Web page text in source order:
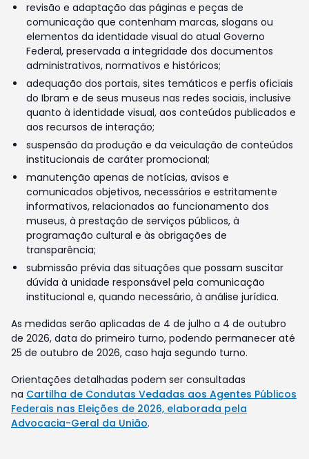
revisão e adaptação das páginas e peças de
comunicação que contenham marcas, slogans ou
elementos da identidade visual do atual Governo
Federal, preservada a integridade dos documentos
administrativos, normativos e históricos;
adequação dos portais, sites temáticos e perfis oficiais
do Ibram e de seus museus nas redes sociais, inclusive
quanto à identidade visual, aos conteúdos publicados e
aos recursos de interação;
suspensão da produção e da veiculação de conteúdos
institucionais de caráter promocional;
manutenção apenas de notícias, avisos e
comunicados objetivos, necessários e estritamente
informativos, relacionados ao funcionamento dos
museus, à prestação de serviços públicos, à
programação cultural e às obrigações de
transparência;
submissão prévia das situações que possam suscitar
dúvida à unidade responsável pela comunicação
institucional e, quando necessário, à análise jurídica.
As medidas serão aplicadas de 4 de julho a 4 de outubro
de 2026, data do primeiro turno, podendo permanecer até
25 de outubro de 2026, caso haja segundo turno.
Orientações detalhadas podem ser consultadas
na Cartilha de Condutas Vedadas aos Agentes Públicos
Federais nas Eleições de 2026, elaborada pela
Advocacia-Geral da União.